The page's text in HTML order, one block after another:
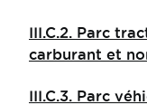
III.C.2. Parc
carburant et
III.C.3. Parc